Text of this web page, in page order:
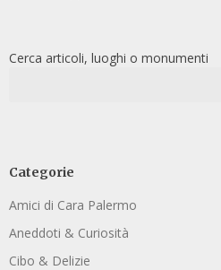
Cerca articoli, luoghi o monumenti
Categorie
Amici di Cara Palermo
Aneddoti & Curiosità
Cibo & Delizie